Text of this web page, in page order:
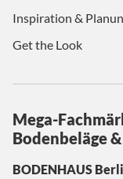
Inspiration &
Get the Look
Mega-
Bodenbeläge
BODENHAUS